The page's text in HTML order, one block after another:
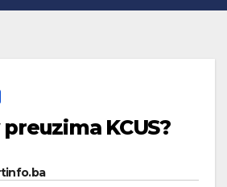
KCUS?